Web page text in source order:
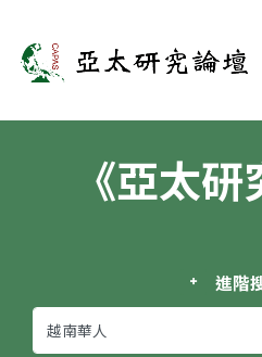
亞太研究論壇
《亞太研
進階